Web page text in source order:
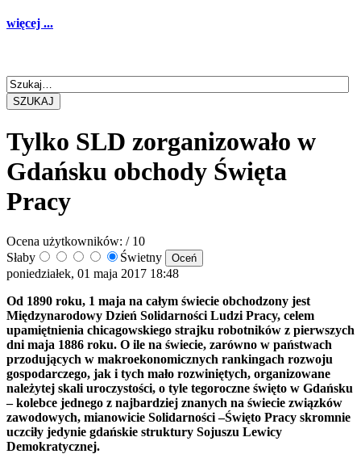
więcej ...
SZUKAJ
Tylko SLD zorganizowało w
Gdańsku obchody Święta
Pracy
Ocena użytkowników: / 10
Słaby
Świetny
poniedziałek, 01 maja 2017 18:48
Od 1890 roku, 1 maja na całym świecie obchodzony jest
Międzynarodowy Dzień Solidarności Ludzi Pracy, celem
upamiętnienia chicagowskiego strajku robotników z pierwszych
dni maja 1886 roku. O ile na świecie, zarówno w państwach
przodujących w makroekonomicznych rankingach rozwoju
gospodarczego, jak i tych mało rozwiniętych, organizowane
należytej skali uroczystości, o tyle tegoroczne święto w Gdańsku
– kolebce jednego z najbardziej znanych na świecie związków
zawodowych, mianowicie Solidarności –Święto Pracy skromnie
uczciły jedynie gdańskie struktury Sojuszu Lewicy
Demokratycznej.